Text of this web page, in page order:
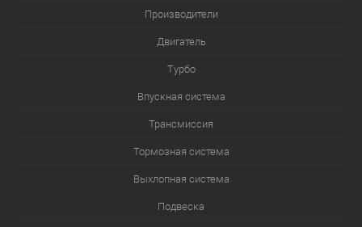
Производители
Двигатель
Турбо
Впускная система
Трансмиссия
Тормозная система
Выхлопная система
Подвеска